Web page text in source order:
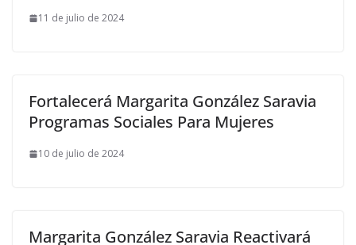
11 de julio de 2024
Fortalecerá Margarita González Saravia
Programas Sociales Para Mujeres
10 de julio de 2024
Margarita González Saravia Reactivará